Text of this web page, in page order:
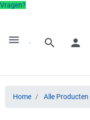
Vragen?
menu search person
Home Alle Producten